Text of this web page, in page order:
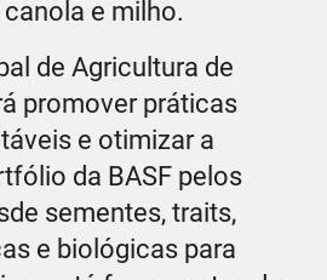
e milho.
de Agricultura de
promover práticas
e otimizar a
da BASF pelos
sementes, traits,
e biológicas para